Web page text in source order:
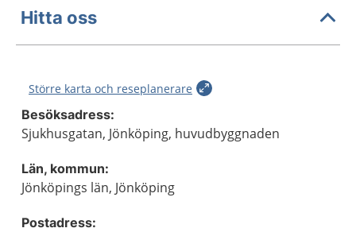
Hitta oss
Större karta och reseplanerare
Besöksadress:
Sjukhusgatan, Jönköping, huvudbyggnaden
Län, kommun:
Jönköpings län, Jönköping
Postadress: